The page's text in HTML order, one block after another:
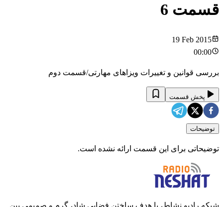
قسمت 6
19 Feb 2015
00:00
بررسی قوانین و تغییرات ویزاهای مهارتی/قسمت دوم
پخش قسمت
توضیحات
توضیحاتی برای این قسمت ارائه نشده است.
شبکه رادیو نشاط، با هدف ساختن فضایی شاد، گرم و صمیمی بین